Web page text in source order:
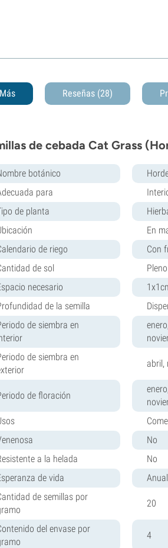
Más Reseñas (28)
de cebada Cat Grass
botánico
para
de planta
En
de riego
Con
de sol
necesario
de la semilla
de siembra en
de siembra en
abril,
de floración
No
a la helada
No
de vida
Anual
de semillas por
20
del envase por
4